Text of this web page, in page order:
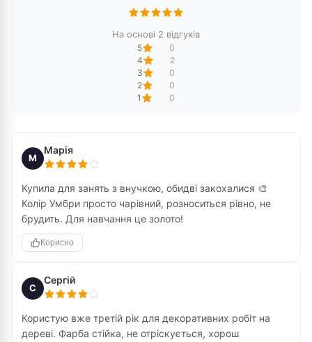
На основі 2 відгуків
5
0
4
2
3
0
2
0
1
0
М
Марія
Купила для занять з внучкою, обидві закохалися 🎨
Колір Умбри просто чарівний, розноситься рівно, не
брудить. Для навчання це золото!
Корисно
С
Сергій
Користую вже третій рік для декоративних робіт на
дереві. Фарба стійка, не отріскується, хорош